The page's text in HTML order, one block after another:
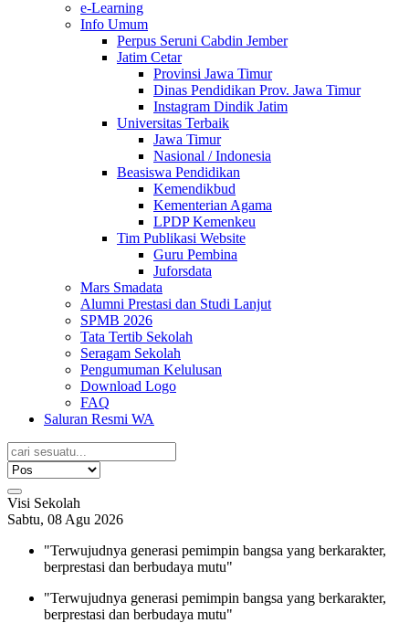
e-Learning
Info Umum
Perpus Seruni Cabdin Jember
Jatim Cetar
Provinsi Jawa Timur
Dinas Pendidikan Prov. Jawa Timur
Instagram Dindik Jatim
Universitas Terbaik
Jawa Timur
Nasional / Indonesia
Beasiswa Pendidikan
Kemendikbud
Kementerian Agama
LPDP Kemenkeu
Tim Publikasi Website
Guru Pembina
Juforsdata
Mars Smadata
Alumni Prestasi dan Studi Lanjut
SPMB 2026
Tata Tertib Sekolah
Seragam Sekolah
Pengumuman Kelulusan
Download Logo
FAQ
Saluran Resmi WA
Visi Sekolah
Sabtu, 08 Agu 2026
"Terwujudnya generasi pemimpin bangsa yang berkarakter,
berprestasi dan berbudaya mutu"
"Terwujudnya generasi pemimpin bangsa yang berkarakter,
berprestasi dan berbudaya mutu"